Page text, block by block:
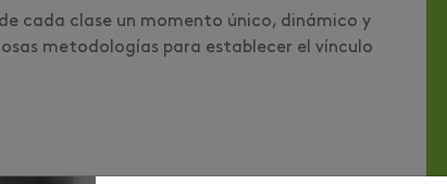
cada clase un momento único, dinámico y
metodologías para establecer el vínculo